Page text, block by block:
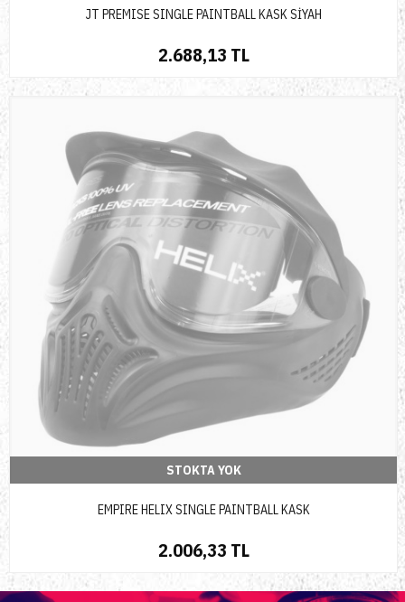
JT PREMISE SINGLE PAINTBALL KASK SİYAH
2.688,13 TL
STOKTA YOK
EMPIRE HELIX SINGLE PAINTBALL KASK
2.006,33 TL